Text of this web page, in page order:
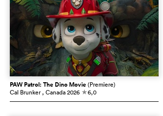
PAW Patrol: The Dino Movie(Premiere)
Cal Brunker , Canada2026 c6,0